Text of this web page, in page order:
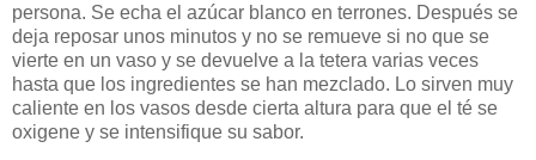
persona. Se echa el azúcar blanco en terrones. Después se
deja reposar unos minutos y no se remueve si no que se
vierte en un vaso y se devuelve a la tetera varias veces
hasta que los ingredientes se han mezclado. Lo sirven muy
caliente en los vasos desde cierta altura para que el té se
oxigene y se intensifique su sabor.